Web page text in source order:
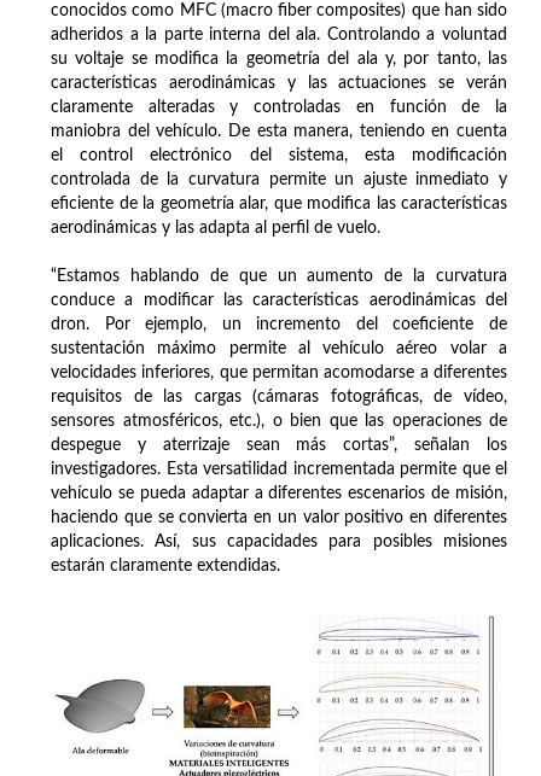
conocidos como MFC (macro fiber composites) que han sido
adheridos a la parte interna del ala. Controlando a voluntad
su voltaje se modifica la geometría del ala y, por tanto, las
características aerodinámicas y las actuaciones se verán
claramente alteradas y controladas en función de la
maniobra del vehículo. De esta manera, teniendo en cuenta
el control electrónico del sistema, esta modificación
controlada de la curvatura permite un ajuste inmediato y
eficiente de la geometría alar, que modifica las características
aerodinámicas y las adapta al perfil de vuelo.
“Estamos hablando de que un aumento de la curvatura
conduce a modificar las características aerodinámicas del
dron. Por ejemplo, un incremento del coeficiente de
sustentación máximo permite al vehículo aéreo volar a
velocidades inferiores, que permitan acomodarse a diferentes
requisitos de las cargas (cámaras fotográficas, de vídeo,
sensores atmosféricos, etc.), o bien que las operaciones de
despegue y aterrizaje sean más cortas”, señalan los
investigadores. Esta versatilidad incrementada permite que el
vehículo se pueda adaptar a diferentes escenarios de misión,
haciendo que se convierta en un valor positivo en diferentes
aplicaciones. Así, sus capacidades para posibles misiones
estarán claramente extendidas.